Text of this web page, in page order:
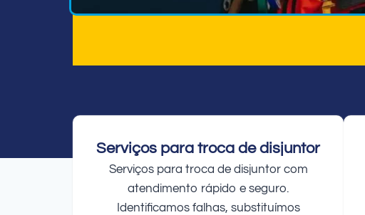
Serviços para troca de disjuntor
Serviços para troca de disjuntor com
atendimento rápido e seguro.
Identificamos falhas, substituímos